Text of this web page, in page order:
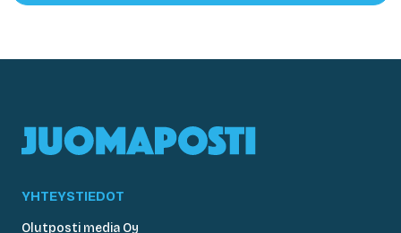
YHTEYSTIEDOT
Olutposti media Oy